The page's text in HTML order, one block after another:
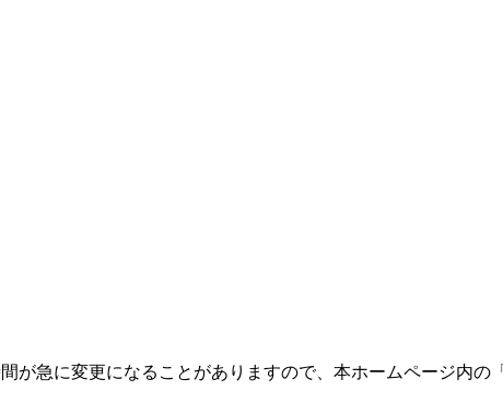
が急に変更になることがありますので、本ホームページ内の「